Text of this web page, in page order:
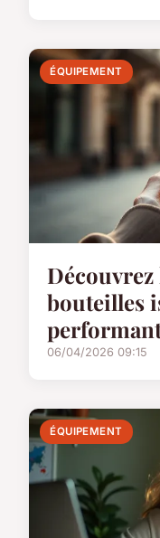
ÉQUIPEMENT
Découvrez
bouteilles
06/04/2026 09:15
ÉQUIPEMENT